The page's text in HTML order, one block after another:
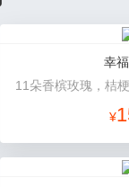
幸
11朵香槟玫瑰，桔
¥